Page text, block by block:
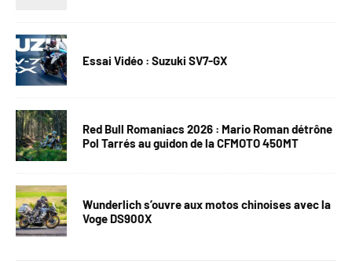
Essai Vidéo : Suzuki SV7-GX
Red Bull Romaniacs 2026 : Mario Roman détrône
Pol Tarrés au guidon de la CFMOTO 450MT
Wunderlich s’ouvre aux motos chinoises avec la
Voge DS900X